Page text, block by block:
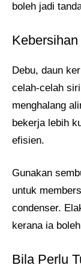
boleh jadi
Debu, daun
celah-celah
menghalang
bekerja lebih
efisien.
Gunakan
untuk
condenser.
kerana ia
Bila Perlu